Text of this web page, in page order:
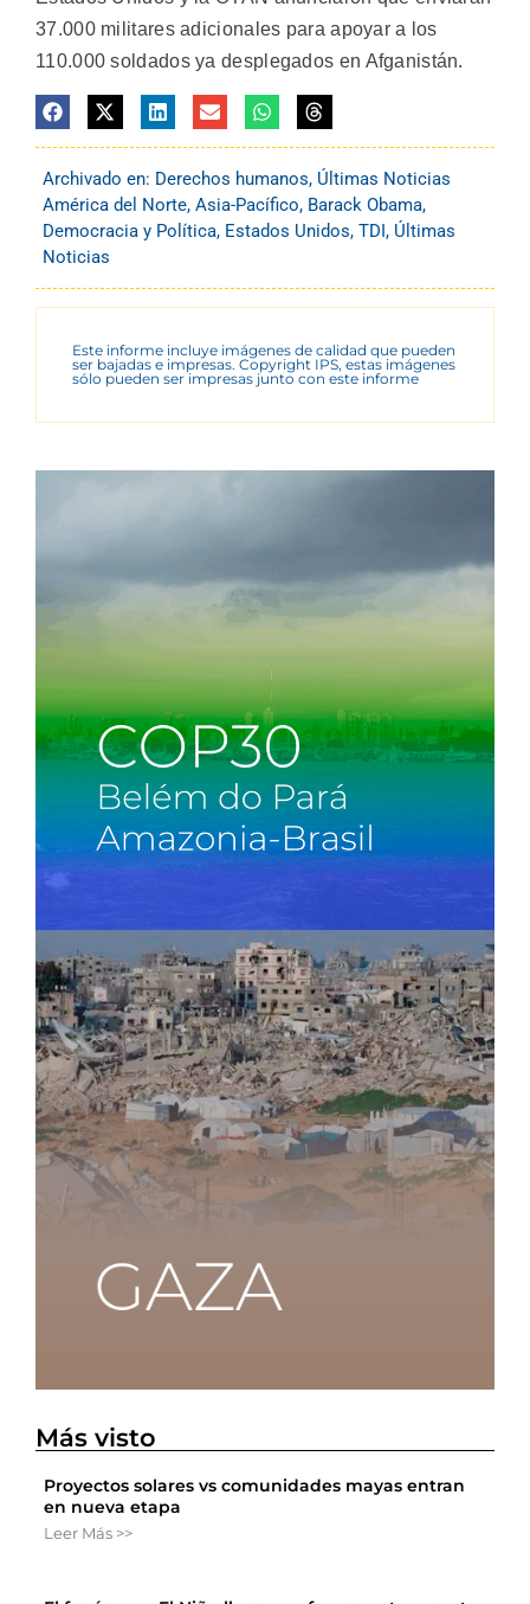
37.000 militares adicionales para apoyar a los
110.000 soldados ya desplegados en Afganistán.
Archivado en: Derechos humanos, Últimas Noticias
América del Norte, Asia-Pacífico, Barack Obama,
Democracia y Política, Estados Unidos, TDI, Últimas
Noticias
Este informe incluye imágenes de calidad que pueden
ser bajadas e impresas. Copyright IPS, estas imágenes
sólo pueden ser impresas junto con este informe
Más visto
Proyectos solares vs comunidades mayas entran
en nueva etapa
Leer Más >>